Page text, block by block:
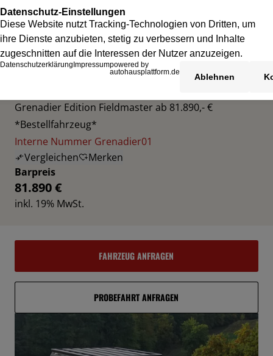
Grenadier Edition Fieldmaster ab 81.890,- €
*Bestellfahrzeug*
Interne Nummer Grenadier01
Vergleichen
Merken
Barpreis
81.890 €
inkl. 19% MwSt.
FAHRZEUG ANFRAGEN
PROBEFAHRT ANFRAGEN